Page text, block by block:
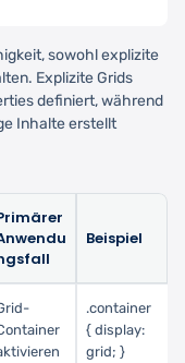
sowohl explizite
Explizite Grids
definiert, während
Inhalte erstellt
Beispiel
.container
{ display:
grid; }